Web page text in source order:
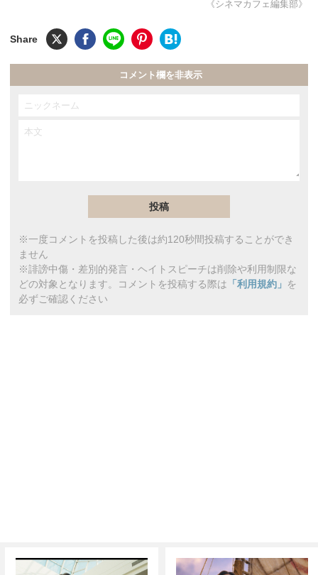
《シネマカフェ編集部》
コメント欄を非表示
※一度コメントを投稿した後は約120秒間投稿することができ
ません
※誹謗中傷・差別的発言・ヘイトスピーチは削除や利用制限な
どの対象となります。コメントを投稿する際は 「利用規約」 を
必ずご確認ください